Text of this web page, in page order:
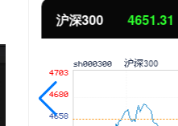
北证50 1122.88